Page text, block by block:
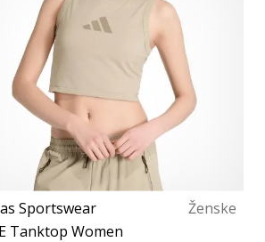
Sportswear
Ženske
Tanktop Women